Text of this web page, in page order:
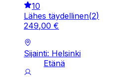
10
Lähes täydellinen(2)
249,00 €
Sijainti: Helsinki
Etänä